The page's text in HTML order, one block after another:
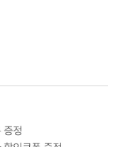
니다.
쉽습니다.